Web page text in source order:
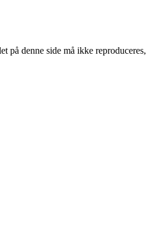
på denne side må ikke reproduceres,